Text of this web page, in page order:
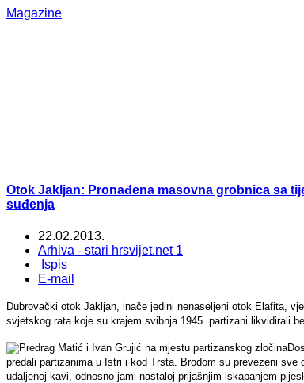
Magazine
Otok Jakljan: Pronađena masovna grobnica sa
suđenja
22.02.2013.
Arhiva - stari hrsvijet.net 1
Ispis
E-mail
Dubrovački otok Jakljan, inače jedini nenaseljeni otok Elafita,
svjetskog rata koje su krajem svibnja 1945. partizani likvidirali
predali partizanima u Istri i kod Trsta. Brodom su prevezeni
udaljenoj kavi, odnosno jami nastaloj prijašnjim iskapanjem